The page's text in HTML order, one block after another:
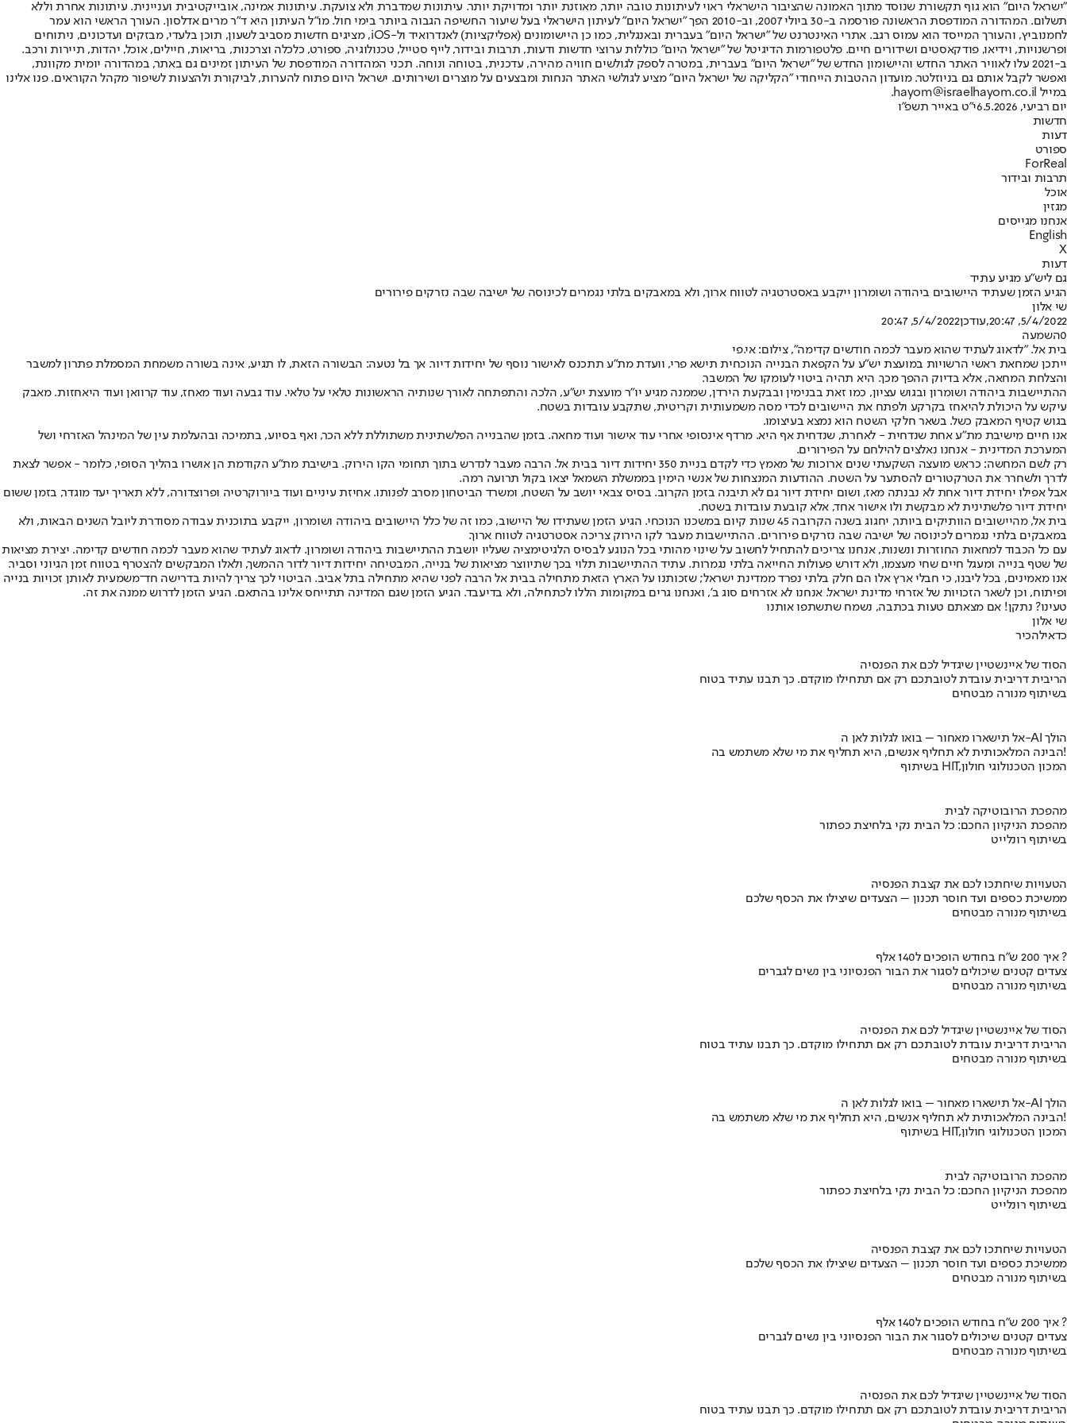
"ישראל היום" הוא גוף תקשורת שנוסד מתוך האמונה שהציבור הישראלי ראוי לעיתונות טובה יותר, מאוזנת יותר ומדויקת יותר. עיתונות שמדברת ולא צועקת. עיתונות אמינה, אובייקטיבית ועניינית. עיתונות אחרת וללא
תשלום. המהדורה המודפסת הראשונה פורסמה ב-30 ביולי 2007, וב-2010 הפך "ישראל היום" לעיתון הישראלי בעל שיעור החשיפה הגבוה ביותר בימי חול. מו"ל העיתון היא ד"ר מרים אדלסון. העורך הראשי הוא עמר
לחמנוביץ, והעורך המייסד הוא עמוס רגב. אתרי האינטרנט של "ישראל היום" בעברית ובאנגלית, כמו כן היישומונים (אפליקציות) לאנדרואיד ול-iOS, מציגים חדשות מסביב לשעון, תוכן בלעדי, מבזקים ועדכונים, ניתוחים
ופרשנויות, וידיאו, פודקאסטים ושידורים חיים. פלטפורמות הדיגיטל של "ישראל היום" כוללות ערוצי חדשות ודעות, תרבות ובידור, לייף סטייל, טכנולוגיה, ספורט, כלכלה וצרכנות, בריאות, חיילים, אוכל, יהדות, תיירות ורכב.
ב-2021 עלו לאוויר האתר החדש והיישומון החדש של "ישראל היום" בעברית, במטרה לספק לגולשים חוויה מהירה, עדכנית, בטוחה ונוחה. תכני המהדורה המודפסת של העיתון זמינים גם באתר, במהדורה יומית מקוונת,
ואפשר לקבל אותם גם בניוזלטר. מועדון ההטבות הייחודי "הקליקה של ישראל היום" מציע לגולשי האתר הנחות ומבצעים על מוצרים ושירותים. ישראל היום פתוח להערות, לביקורת ולהצעות לשיפור מקהל הקוראים. פנו אלינו
במייל hayom@israelhayom.co.il.
יום רביעי, 6.5.2026
י"ט באייר תשפ"ו
חדשות
דעות
ספורט
ForReal
תרבות ובידור
אוכל
מגזין
אנחנו מגייסים
English
X
דעות
גם ליש"ע מגיע עתיד
הגיע הזמן שעתיד היישובים ביהודה ושומרון ייקבע באסטרטגיה לטווח ארוך, ולא במאבקים בלתי נגמרים לכינוסה של ישיבה שבה נזרקים פירורים
שי אלון
5/4/2022, 20:47
,עודכן5/4/2022, 20:47
0השמעה
בית אל. "לדאוג לעתיד שהוא מעבר לכמה חודשים קדימה", צילום: אי.פי
ייתכן שמחאת ראשי הרשויות במועצת יש"ע על הקפאת הבנייה הנוכחית תישא פרי, וועדת מת"ע תתכנס לאישור נוסף של יחידות דיור. אך בל נטעה: הבשורה הזאת, לו תגיע, אינה בשורה משמחת המסמלת פתרון למשבר
והצלחת המחאה, אלא בדיוק ההפך מכך. היא תהיה ביטוי לעומקו של המשבר.
ההתיישבות ביהודה ושומרון ובגוש עציון, כמו זאת בבנימין ובבקעת הירדן, שממנה מגיע יו"ר מועצת יש"ע, הלכה והתפתחה לאורך שנותיה הראשונות טלאי על טלאי. עוד גבעה ועוד מאחז, עוד קרוואן ועוד היאחזות. מאבק
עיקש על היכולת להיאחז בקרקע ולפתח את היישובים לכדי מסה משמעותית וקריטית, שתקבע עובדות בשטח.
בגוש קטיף המאבק כשל. בשאר חלקי השטח הוא נמצא בעיצומו.
אנו חיים מישיבת מת"ע אחת שנדחית - לאחרת, שנדחית אף היא. מרדף אינסופי אחרי עוד אישור ועוד מחאה. בזמן שהבנייה הפלשתינית משתוללת ללא הכר, ואף בסיוע, בתמיכה ובהעלמת עין של המינהל האזרחי ושל
המערכת המדינית - אנחנו נאלצים להילחם על הפירורים.
רק לשם המחשה: כראש מועצה השקעתי שנים ארוכות של מאמץ כדי לקדם בניית 350 יחידות דיור בבית אל. הרבה מעבר לנדרש בתוך תחומי הקו הירוק. בישיבת מת"ע הקודמת הן אושרו בהליך הסופי, כלומר - אפשר לצאת
לדרך ולשחרר את הטרקטורים להסתער על השטח. ההודעות המנצחות של אנשי הימין בממשלת השמאל יצאו בקול תרועה רמה.
אבל אפילו יחידת דיור אחת לא נבנתה מאז, ושום יחידת דיור גם לא תיבנה בזמן הקרוב. בסיס צבאי יושב על השטח, ומשרד הביטחון מסרב לפנותו. אחיזת עיניים ועוד ביורוקרטיה ופרוצדורה, ללא תאריך יעד מוגדר, בזמן ששום
יחידת דיור פלשתינית לא מבקשת ולו אישור אחד, אלא קובעת עובדות בשטח.
בית אל, מהיישובים הוותיקים ביותר, יחגוג בשנה הקרובה 45 שנות קיום במשכנו הנוכחי. הגיע הזמן שעתידו של היישוב, כמו זה של כלל היישובים ביהודה ושומרון, ייקבע בתוכנית עבודה מסודרת ליובל השנים הבאות, ולא
במאבקים בלתי נגמרים לכינוסה של ישיבה שבה נזרקים פירורים. ההתיישבות מעבר לקו הירוק צריכה אסטרטגיה לטווח ארוך.
עם כל הכבוד למחאות החוזרות ונשנות, אנחנו צריכים להתחיל לחשוב על שינוי מהותי בכל הנוגע לבסיס הלגיטימציה שעליו יושבת ההתיישבות ביהודה ושומרון. לדאוג לעתיד שהוא מעבר לכמה חודשים קדימה. יצירת מציאות
של שטף בנייה ומעגל חיים שחי מעצמו, ולא דורש פעולות החייאה בלתי נגמרות. עתיד ההתיישבות תלוי בכך שתיווצר מציאות של בנייה, המבטיחה יחידות דיור לדור ההמשך, ולאלו המבקשים להצטרף בטווח זמן הגיוני וסביר.
אנו מאמינים, בכל ליבנו, כי חבלי ארץ אלו הם חלק בלתי נפרד ממדינת ישראל; שזכותנו על הארץ הזאת מתחילה בבית אל הרבה לפני שהיא מתחילה בתל אביב. הביטוי לכך צריך להיות בדרישה חד־משמעית לאותן זכויות בנייה
ופיתוח, וכן לשאר הזכויות של אזרחי מדינת ישראל. אנחנו לא אזרחים סוג ב', ואנחנו גרים במקומות הללו לכתחילה, ולא בדיעבד. הגיע הזמן שגם המדינה תתייחס אלינו בהתאם. הגיע הזמן לדרוש ממנה את זה.
טעינו? נתקן! אם מצאתם טעות בכתבה, נשמח שתשתפו אותנו
שי אלון
כדאילהכיר
הסוד של איינשטיין שיגדיל לכם את הפנסיה
הריבית דריבית עובדת לטובתכם רק אם תתחילו מוקדם. כך תבנו עתיד בטוח
בשיתוף מנורה מבטחים
אל תישארו מאחור – בואו לגלות לאן ה-AI הולך
הבינה המלאכותית לא תחליף אנשים, היא תחליף את מי שלא משתמש בה!
בשיתוף HIT,המכון הטכנולוגי חולון
מהפכת הרובוטיקה לבית
מהפכת הניקיון החכם: כל הבית נקי בלחיצת כפתור
בשיתוף רונלייט
הטעויות שיחתכו לכם את קצבת הפנסיה
ממשיכת כספים ועד חוסר תכנון – הצעדים שיצילו את הכסף שלכם
בשיתוף מנורה מבטחים
איך 200 ש"ח בחודש הופכים ל140 אלף ?
צעדים קטנים שיכולים לסגור את הבור הפנסיוני בין נשים לגברים
בשיתוף מנורה מבטחים
הסוד של איינשטיין שיגדיל לכם את הפנסיה
הריבית דריבית עובדת לטובתכם רק אם תתחילו מוקדם. כך תבנו עתיד בטוח
בשיתוף מנורה מבטחים
אל תישארו מאחור – בואו לגלות לאן ה-AI הולך
הבינה המלאכותית לא תחליף אנשים, היא תחליף את מי שלא משתמש בה!
בשיתוף HIT,המכון הטכנולוגי חולון
מהפכת הרובוטיקה לבית
מהפכת הניקיון החכם: כל הבית נקי בלחיצת כפתור
בשיתוף רונלייט
הטעויות שיחתכו לכם את קצבת הפנסיה
ממשיכת כספים ועד חוסר תכנון – הצעדים שיצילו את הכסף שלכם
בשיתוף מנורה מבטחים
איך 200 ש"ח בחודש הופכים ל140 אלף ?
צעדים קטנים שיכולים לסגור את הבור הפנסיוני בין נשים לגברים
בשיתוף מנורה מבטחים
הסוד של איינשטיין שיגדיל לכם את הפנסיה
הריבית דריבית עובדת לטובתכם רק אם תתחילו מוקדם. כך תבנו עתיד בטוח